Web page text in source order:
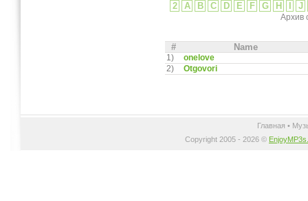
2 A B C D E F G H J
Архив
# Name
1)
onelove
2)
Otgovori
Главная •
Copyright 2005 - 2026 ©